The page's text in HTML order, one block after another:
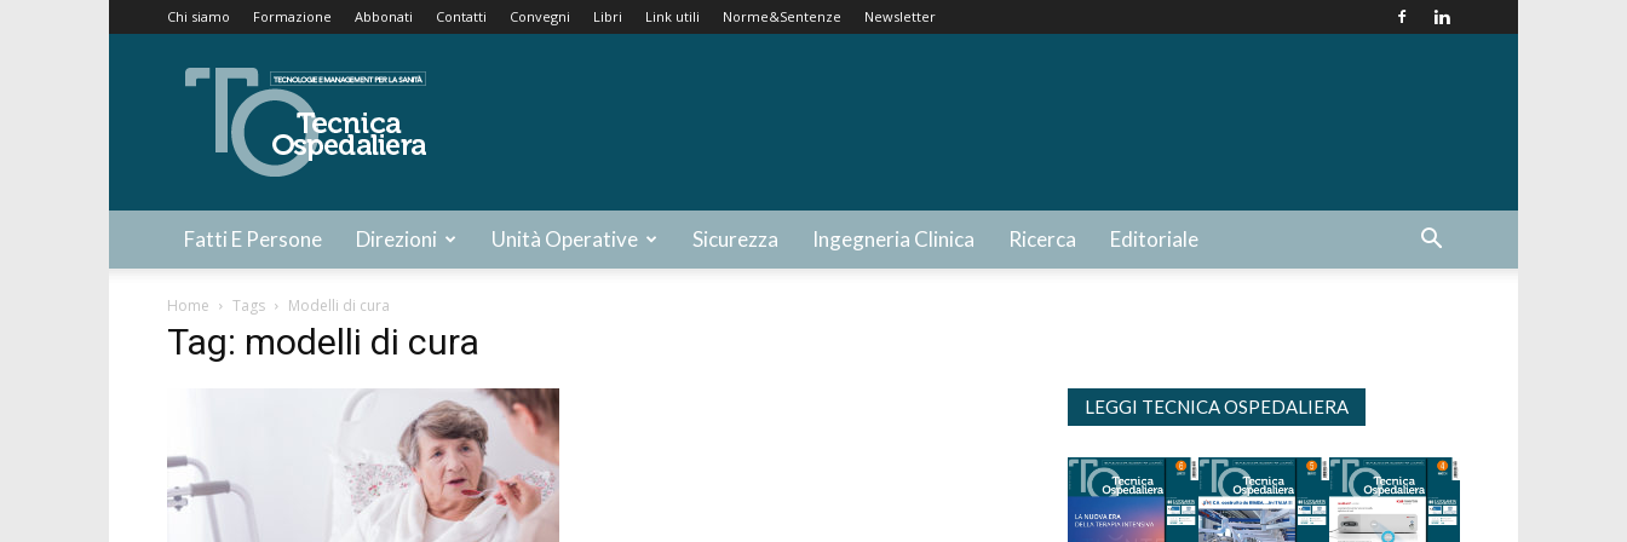
Chi siamo Formazione Abbonati Contatti Convegni Libri Link utili Norme&Sentenze Newsletter
Tecnica
Ospedaliera
Fatti E Persone Direzioni Unità Operative Sicurezza Ingegneria Clinica Ricerca Editoriale
Home Tags Modelli di cura
Tag: modelli di cura
LEGGI TECNICA OSPEDALIERA